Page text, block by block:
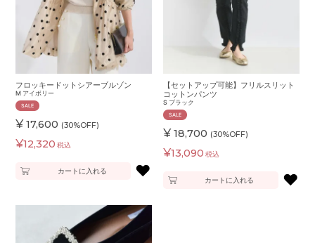
フロッキードットシアーブルゾン
M アイボリー
SALE
¥ 17,600 (30%OFF)
¥12,320 税込
カートに入れる ♥
【セットアップ可能】フリルスリット
コットンパンツ
S ブラック
SALE
¥ 18,700 (30%OFF)
¥13,090 税込
カートに入れる ♥